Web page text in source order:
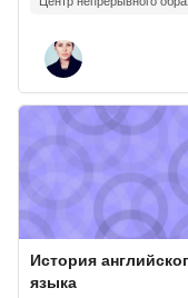
Course image" История
Course image
Course name
История
языка